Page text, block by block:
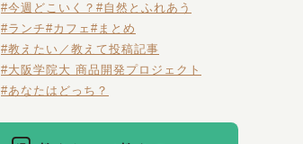
#今週どこいく？ #自然とふれあう
#ランチ#カフェ #まとめ
#教えたい／教えて投稿記事
#大阪学院大 商品開発プロジェクト
#あなたはどっち？